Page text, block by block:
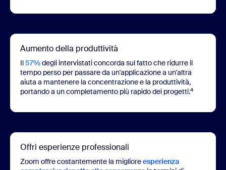
Aumento della produttività
Il57%degli intervistati concorda sul fatto che ridurre il
tempo perso per passare da un'applicazione a un'altra
aiuta a mantenere la concentrazione e la produttività,
portando a un completamento più rapido dei progetti.4
Offri esperienze professionali
Zoom offre costantemente la miglioreesperienza